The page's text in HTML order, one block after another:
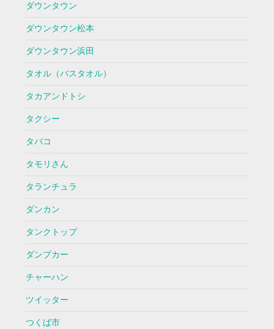
ダウンタウン
ダウンタウン松本
ダウンタウン浜田
タオル（バスタオル）
タカアンドトシ
タクシー
タバコ
タモリさん
タランチュラ
ダンカン
タンクトップ
ダンプカー
チャーハン
ツイッター
つくば市